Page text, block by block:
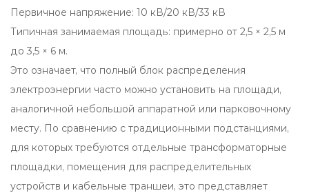
Первичное напряжение: 10 кВ/20 кВ/33 кВ
Типичная занимаемая площадь: примерно от 2,5 × 2,5 м
до 3,5 × 6 м.
Это означает, что полный блок распределения
электроэнергии часто можно установить на площади,
аналогичной небольшой аппаратной или парковочному
месту. По сравнению с традиционными подстанциями,
для которых требуются отдельные трансформаторные
площадки, помещения для распределительных
устройств и кабельные траншеи, это представляет